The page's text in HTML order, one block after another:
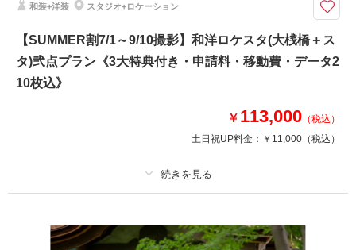
無料 ③オプション20％OFF をプレゼント！
※1日2組限定
【衣装・撮影場所】
和装：三渓園(日中)
洋装：スタジオ
撮影日の空き
を確認する
和装+洋装 スタジオ+ロケーション
【SUMMER割7/1～9/10撮影】和洋ロケスタ(大桟橋＋ス
タ)弐点プラン《3大特典付き・申請料・移動費・データ2
10枚込》
￥ 113,000 （税込）
土日祝UP料金： ￥11,000 （税込）
撮影料 新婦衣装2着 新郎衣装2着